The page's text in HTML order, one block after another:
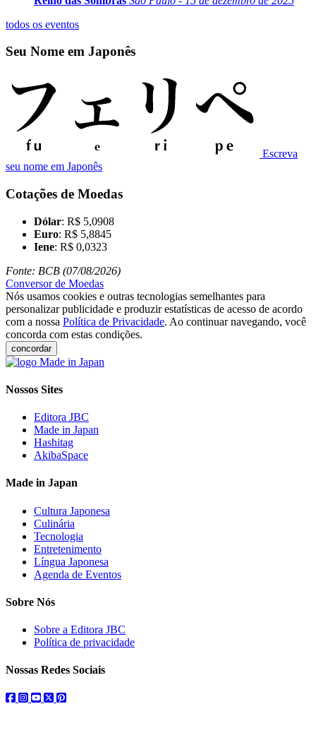
todos os eventos
Seu Nome em Japonês
Escreva
seu nome em Japonês
Cotações de Moedas
Dólar: R$ 5,0908
Euro: R$ 5,8845
Iene: R$ 0,0323
Fonte: BCB (07/08/2026)
Conversor de Moedas
Nós usamos cookies e outras tecnologias semelhantes para
personalizar publicidade e produzir estatísticas de acesso de acordo
com a nossa Política de Privacidade. Ao continuar navegando, você
concorda com estas condições.
concordar
Nossos Sites
Editora JBC
Made in Japan
Hashitag
AkibaSpace
Made in Japan
Cultura Japonesa
Culinária
Tecnologia
Entretenimento
Língua Japonesa
Agenda de Eventos
Sobre Nós
Sobre a Editora JBC
Política de privacidade
Nossas Redes Sociais
facebook
instagram
youtube
twitterpinterest